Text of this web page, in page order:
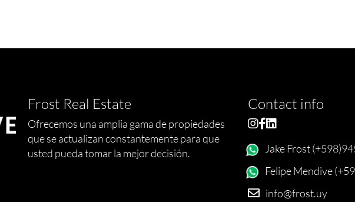
Frost Real Estate
Ofrecemos una amplia gama de propiedades
que se actualizan constantemente para que
usted pueda tomar la mejor decisión.
Contact info
Jake Frost
Felipe Mendive
info@frost.uy